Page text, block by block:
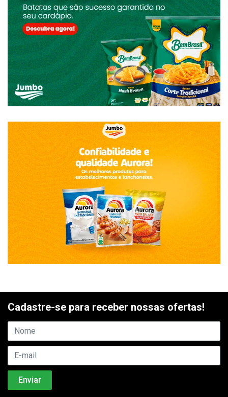
Cadastre-se para receber nossas ofertas!